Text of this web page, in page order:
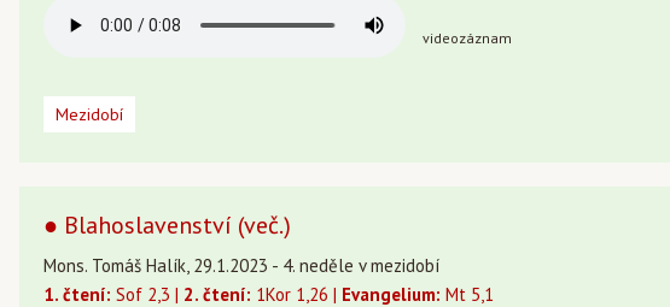
videozáznam
Mezidobí
● Blahoslavenství (več.)
Mons. Tomáš Halík, 29.1.2023 - 4. neděle v mezidobí
1. čtení: Sof 2,3 | 2. čtení: 1Kor 1,26 | Evangelium: Mt 5,1